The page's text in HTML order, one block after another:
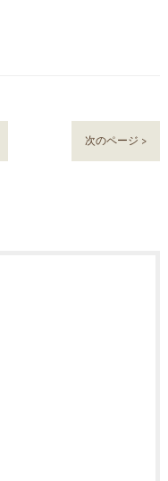
次のページ >